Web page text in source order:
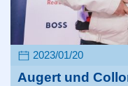
2023/01/20
Augert und